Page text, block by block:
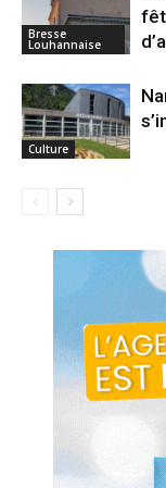
Bresse
Louhannaise
Culture